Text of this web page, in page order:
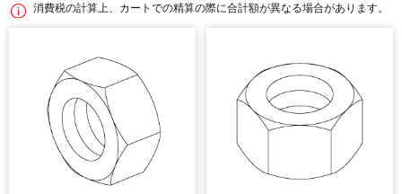
消費税の計算上、カートでの精算の際に合計額が異なる場合があります。